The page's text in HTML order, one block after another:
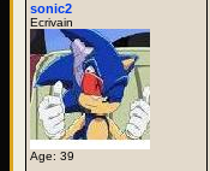
sonic2
Ecrivain
Age: 39